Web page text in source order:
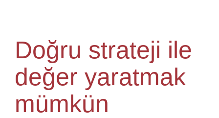
Doğru strateji ile
değer yaratmak
mümkün